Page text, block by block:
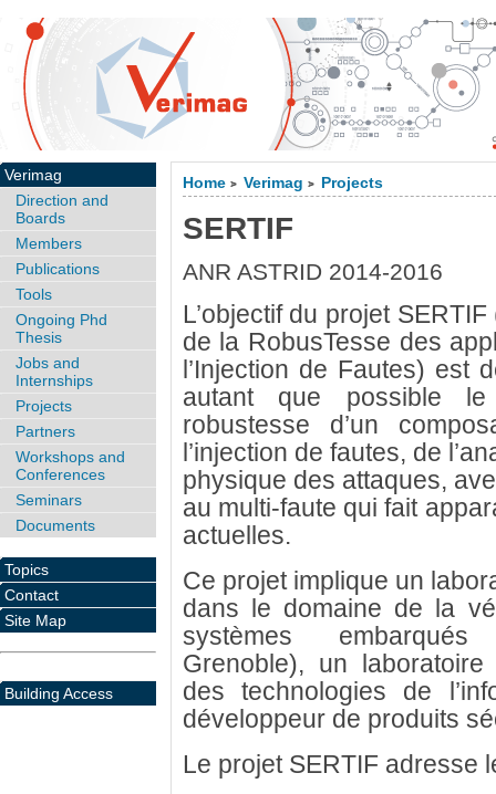
Home > Verimag > Projects
SERTIF
ANR ASTRID 2014-2016
L’objectif du projet
de la RobusTesse des
l’Injection de Fautes) est
autant que possible le
robustesse d’un
l’injection de fautes, de
physique des attaques,
au multi-faute qui fait
actuelles.
Ce projet implique un
dans le domaine de la
systèmes
Grenoble), un
des technologies de
développeur de produits
Le projet SERTIF adresse
Verimag
Direction and
Boards
Members
Publications
Tools
Ongoing Phd
Thesis
Jobs and
Internships
Projects
Partners
Workshops and
Conferences
Seminars
Documents
Topics
Contact
Site Map
Building Access